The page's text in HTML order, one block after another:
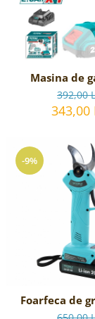
Masina de
insurubat cu
TOTAL -
392,00
343,00
-9%
Foarfeca de
acumulator